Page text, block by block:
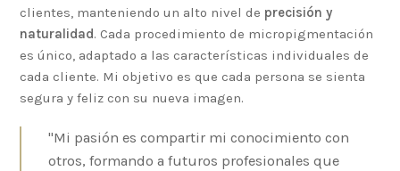
clientes, manteniendo un alto nivel de precisión y
naturalidad. Cada procedimiento de micropigmentación
es único, adaptado a las características individuales de
cada cliente. Mi objetivo es que cada persona se sienta
segura y feliz con su nueva imagen.
"Mi pasión es compartir mi conocimiento con
otros, formando a futuros profesionales que